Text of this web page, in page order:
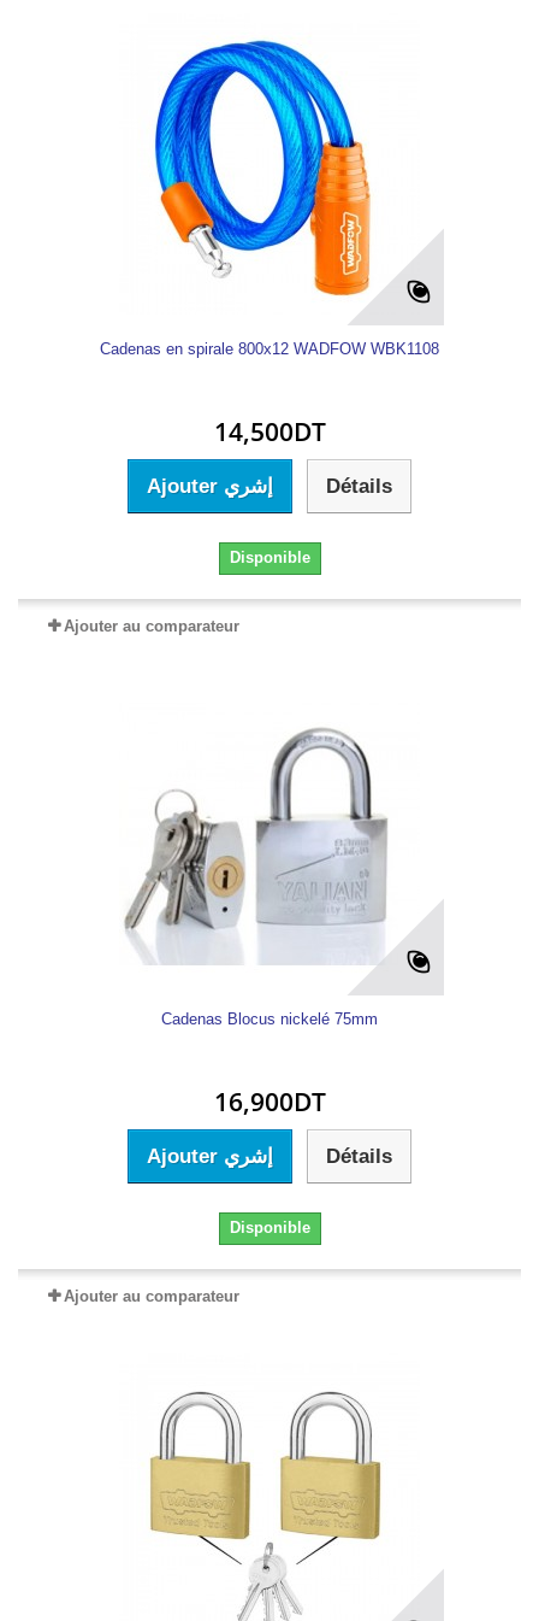
Cadenas en spirale 800x12 WADFOW WBK1108
14,500DT
Ajouter إشري Détails
Disponible
Ajouter au comparateur
Cadenas Blocus nickelé 75mm
16,900DT
Ajouter إشري Détails
Disponible
Ajouter au comparateur